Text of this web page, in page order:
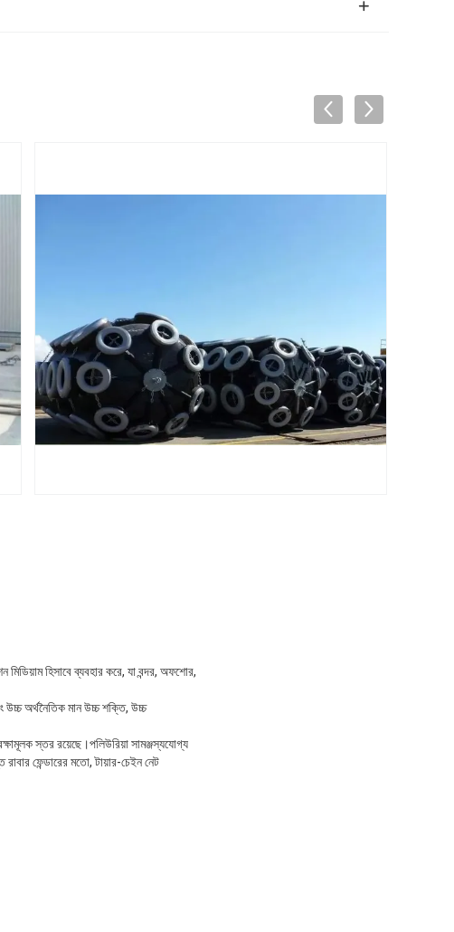
হিসাবে ব্যবহার করে, যা বন্দর, অফশোর,
উচ্চ অর্থনৈতিক মান উচ্চ শক্তি, উচ্চ
স্তর রয়েছে।পলিউরিয়া সামঞ্জস্যযোগ্য
ফেন্ডারের মতো, টায়ার-চেইন নেট